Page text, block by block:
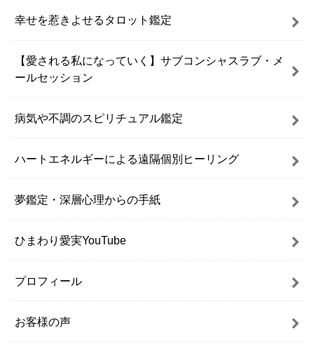
幸せを惹きよせるタロット鑑定
【愛される私になっていく】サブコンシャスラブ・メ
ールセッション
病気や不調のスピリチュアル鑑定
ハートエネルギーによる遠隔個別ヒーリング
夢鑑定・深層心理からの手紙
ひまわり愛実YouTube
プロフィール
お客様の声